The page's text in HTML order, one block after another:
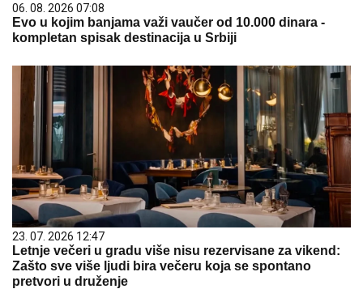
06. 08. 2026 07:08
Evo u kojim banjama važi vaučer od 10.000 dinara -
kompletan spisak destinacija u Srbiji
23. 07. 2026 12:47
Letnje večeri u gradu više nisu rezervisane za vikend:
Zašto sve više ljudi bira večeru koja se spontano
pretvori u druženje